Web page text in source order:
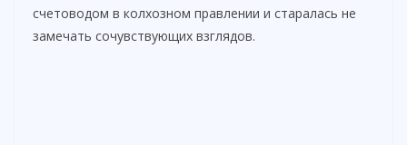
счетоводом в колхозном правлении и старалась не
замечать сочувствующих взглядов.